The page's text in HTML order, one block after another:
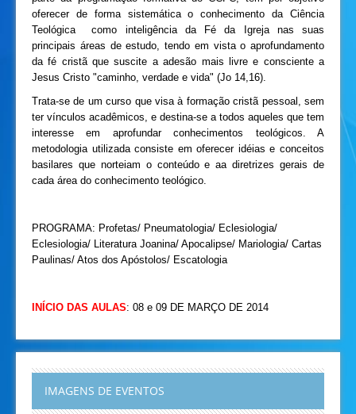
oferecer de forma sistemática o conhecimento da Ciência
Teológica como inteligência da Fé da Igreja nas suas
principais áreas de estudo, tendo em vista o aprofundamento
da fé cristã que suscite a adesão mais livre e consciente a
Jesus Cristo "caminho, verdade e vida" (Jo 14,16).
Trata-se de um curso que visa à formação cristã pessoal, sem
ter vínculos acadêmicos, e destina-se a todos aqueles que tem
interesse em aprofundar conhecimentos teológicos. A
metodologia utilizada consiste em oferecer idéias e conceitos
basilares que norteiam o conteúdo e aa diretrizes gerais de
cada área do conhecimento teológico.
PROGRAMA: Profetas/ Pneumatologia/ Eclesiologia/
Eclesiologia/ Literatura Joanina/ Apocalipse/ Mariologia/ Cartas
Paulinas/ Atos dos Apóstolos/ Escatologia
INÍCIO DAS AULAS: 08 e 09 DE MARÇO DE 2014
IMAGENS DE EVENTOS